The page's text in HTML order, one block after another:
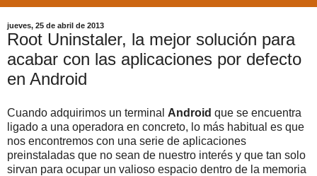
jueves, 25 de abril de 2013
Root Uninstaler, la mejor solución para
acabar con las aplicaciones por defecto
en Android
Cuando adquirimos un terminal Android que se encuentra
ligado a una operadora en concreto, lo más habitual es que
nos encontremos con una serie de aplicaciones
preinstaladas que no sean de nuestro interés y que tan solo
sirvan para ocupar un valioso espacio dentro de la memoria